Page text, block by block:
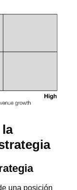
una posición